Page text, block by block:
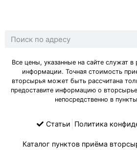
Все цены, указанные на сайте служат
информации. Точная стоимость
вторсырья может быть рассчитана
предоставите информацию о
непосредственно в
Каталог пунктов приёма
Статьи Политика